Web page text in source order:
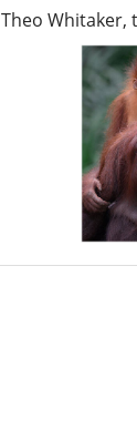
Theo Whitaker,